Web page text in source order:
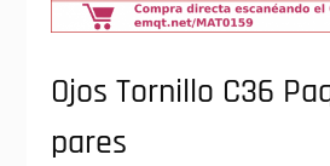
Ojos Tornillo C36
pares